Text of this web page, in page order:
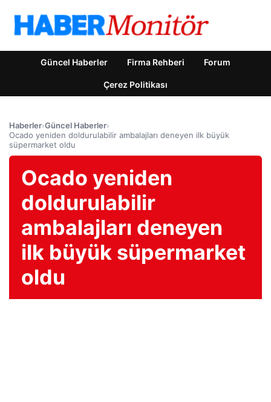
Güncel Haberler Firma Rehberi Forum
Çerez Politikası
Haberler›Güncel Haberler›
Ocado yeniden doldurulabilir ambalajları deneyen ilk büyük
süpermarket oldu
Ocado yeniden
doldurulabilir
ambalajları deneyen
ilk büyük süpermarket
oldu